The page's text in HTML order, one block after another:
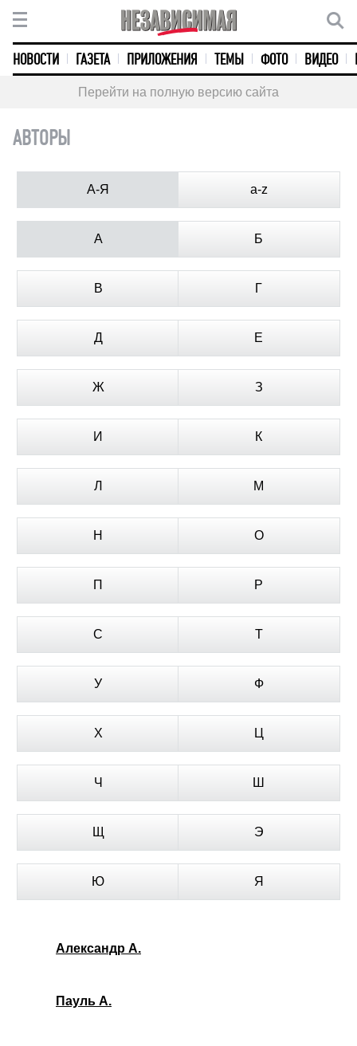
НОВОСТИ ГАЗЕТА ПРИЛОЖЕНИЯ ТЕМЫ ФОТО ВИДЕО
Перейти на полную версию сайта
АВТОРЫ
А-Я a-z
А Б
В Г
Д Е
Ж З
И К
Л М
Н О
П Р
С Т
У Ф
Х Ц
Ч Ш
Щ Э
Ю Я
Александр А.
Пауль А.